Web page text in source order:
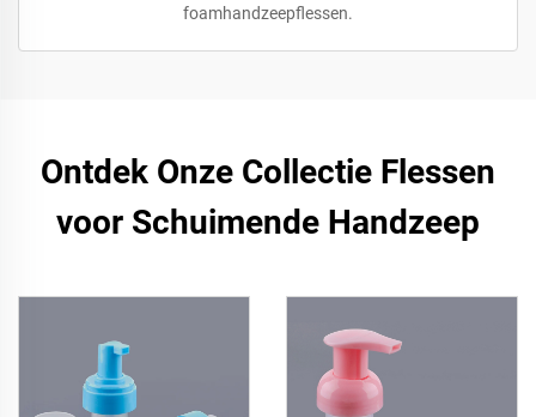
foamhandzeepflessen.
Ontdek Onze Collectie Flessen
voor Schuimende Handzeep